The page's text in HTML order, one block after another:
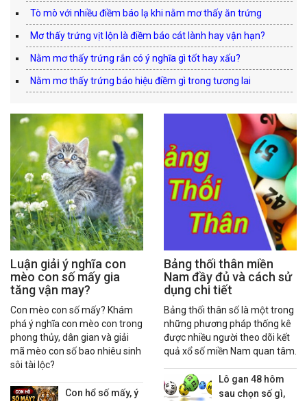
Tò mò với nhiều điềm báo lạ khi nằm mơ thấy ăn trứng
Mơ thấy trứng vịt lộn là điềm báo cát lành hay vận hạn?
Nằm mơ thấy trứng rắn có ý nghĩa gì tốt hay xấu?
Nằm mơ thấy trứng báo hiệu điềm gì trong tương lai
Luận giải ý nghĩa con
mèo con số mấy gia
tăng vận may?
Con mèo con số mấy? Khám
phá ý nghĩa con mèo con trong
phong thủy, dân gian và giải
mã mèo con số bao nhiêu sinh
sôi tài lộc?
Con hổ số mấy, ý
Bảng thối thân miền
Nam đầy đủ và cách sử
dụng chi tiết
Bảng thối thân số là một trong
những phương pháp thống kê
được nhiều người theo dõi kết
quả xổ số miền Nam quan tâm.
Lô gan 48 hôm
sau chọn số gì,